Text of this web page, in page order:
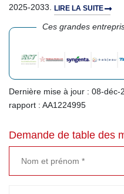
2025-2033. LIRE LA SUITE
Ces grandes
Dernière mise à jour : 08-déc-
rapport : AA1224995
Demande de table des